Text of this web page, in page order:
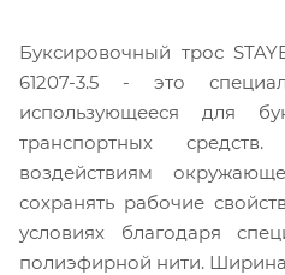
Буксировочный трос
61207-3.5 - это
использующееся для
транспортных
воздействиям
сохранять рабочие
условиях благодаря
полиэфирной нити.